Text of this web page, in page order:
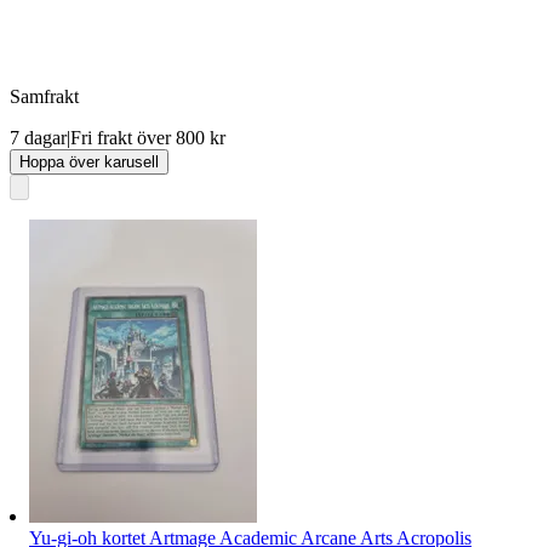
Samfrakt
7 dagar|Fri frakt över 800 kr
Hoppa över karusell
Yu-gi-oh kortet Artmage Academic Arcane Arts Acropolis